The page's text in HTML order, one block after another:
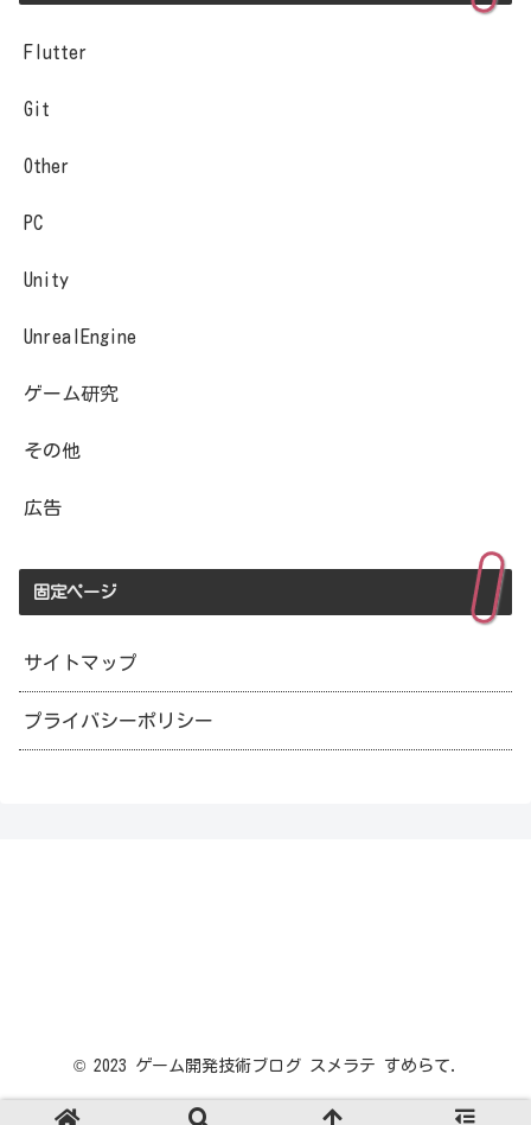
Flutter
Git
Other
PC
Unity
UnrealEngine
ゲーム研究
その他
広告
固定ページ
サイトマップ
プライバシーポリシー
© 2023 ゲーム開発技術ブログ スメラテ すめらて.